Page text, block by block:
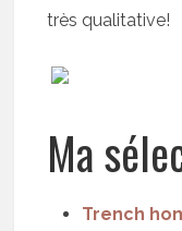
très qualitative!
Ma
Trench